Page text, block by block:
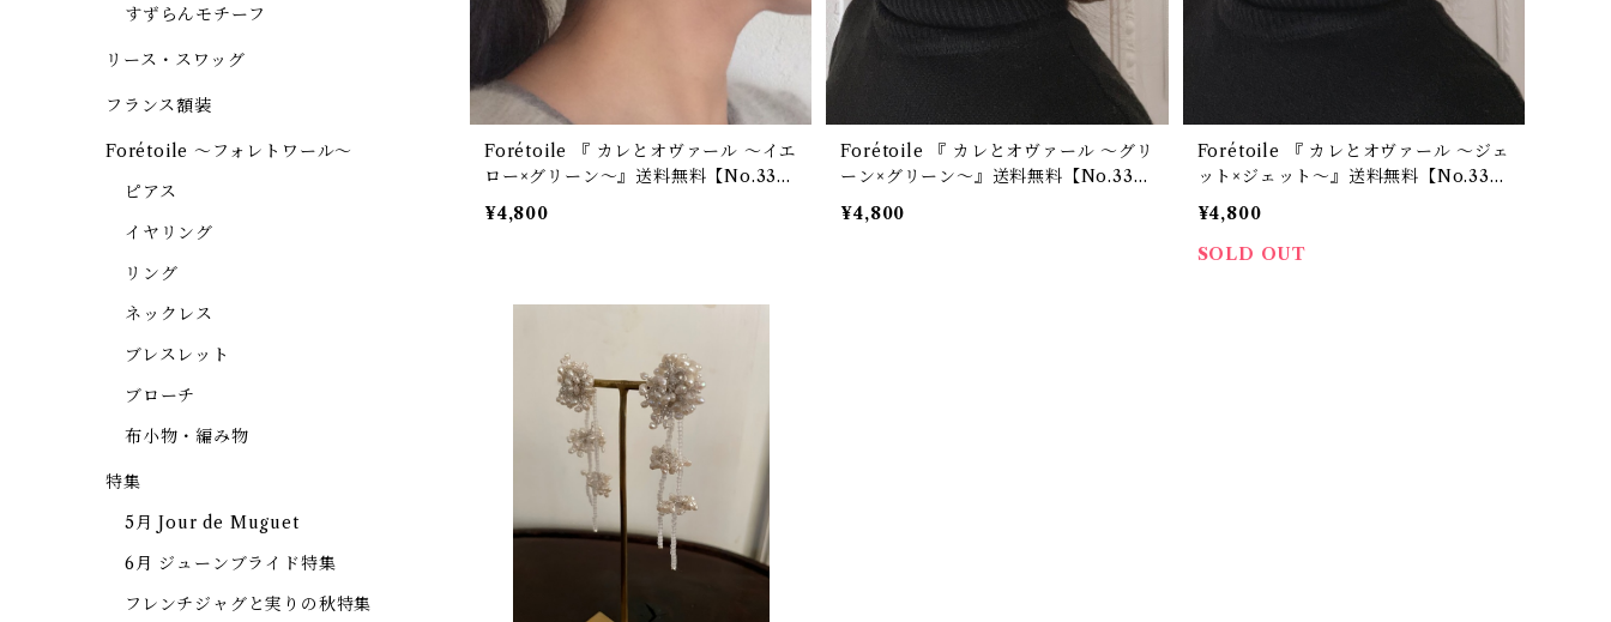
Forétoile 『 カレとオヴァール ～イエ
ロー×グリーン～』送料無料【No.33
3】
¥4,800
Forétoile 『 カレとオヴァール ～グリ
ーン×グリーン～』送料無料【No.33
3】
¥4,800
Forétoile 『 カレとオヴァール ～ジェ
ット×ジェット～』送料無料【No.33
3】
¥4,800
SOLD OUT
すずらんモチーフ
リース・スワッグ
フランス額装
Forétoile ～フォレトワール～
ピアス
イヤリング
リング
ネックレス
ブレスレット
ブローチ
布小物・編み物
特集
5月 Jour de Muguet
6月 ジューンブライド特集
フレンチジャグと実りの秋特集